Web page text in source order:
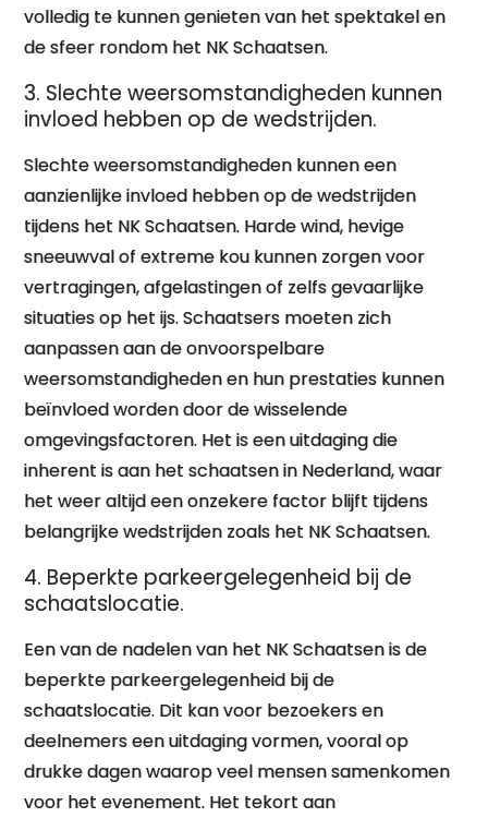
volledig te kunnen genieten van het spektakel en
de sfeer rondom het NK Schaatsen.
3. Slechte weersomstandigheden kunnen
invloed hebben op de wedstrijden.
Slechte weersomstandigheden kunnen een
aanzienlijke invloed hebben op de wedstrijden
tijdens het NK Schaatsen. Harde wind, hevige
sneeuwval of extreme kou kunnen zorgen voor
vertragingen, afgelastingen of zelfs gevaarlijke
situaties op het ijs. Schaatsers moeten zich
aanpassen aan de onvoorspelbare
weersomstandigheden en hun prestaties kunnen
beïnvloed worden door de wisselende
omgevingsfactoren. Het is een uitdaging die
inherent is aan het schaatsen in Nederland, waar
het weer altijd een onzekere factor blijft tijdens
belangrijke wedstrijden zoals het NK Schaatsen.
4. Beperkte parkeergelegenheid bij de
schaatslocatie.
Een van de nadelen van het NK Schaatsen is de
beperkte parkeergelegenheid bij de
schaatslocatie. Dit kan voor bezoekers en
deelnemers een uitdaging vormen, vooral op
drukke dagen waarop veel mensen samenkomen
voor het evenement. Het tekort aan